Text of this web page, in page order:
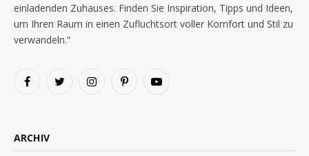
einladenden Zuhauses. Finden Sie Inspiration, Tipps und Ideen,
um Ihren Raum in einen Zufluchtsort voller Komfort und Stil zu
verwandeln.“
FacebookTwitter InstagramPinterestYouTube
ARCHIV